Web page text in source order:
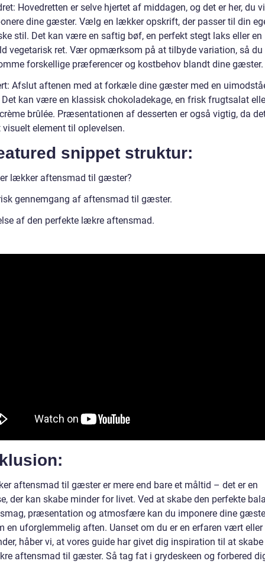
Hovedretten er selve hjertet af middagen, og det er her, du
dine gæster. Vælg en lækker opskrift, der passer til din
stil. Det kan være en saftig bøf, en perfekt stegt laks eller en
vegetarisk ret. Vær opmærksom på at tilbyde variation, så du
forskellige præferencer og kostbehov blandt dine gæster.
Afslut aftenen med at forkæle dine gæster med en
Det kan være en klassisk chokoladekage, en frisk frugtsalat
brûlée. Præsentationen af desserten er også vigtig, da
element til oplevelsen.
snippet struktur:
lækker aftensmad til gæster?
gennemgang af aftensmad til gæster.
af den perfekte lækre aftensmad.
aftensmad til gæster er mere end bare et måltid – det er en
der kan skabe minder for livet. Ved at skabe den perfekte
præsentation og atmosfære kan du imponere dine
en uforglemmelig aften. Uanset om du er en erfaren vært eller
håber vi, at vores guide har givet dig inspiration til at
aftensmad til gæster. Så tag fat i grydeskeen og forbered